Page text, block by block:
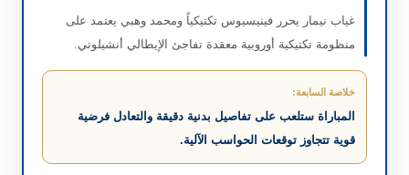
غياب نيمار يحرر فينيسيوس تكتيكياً ومحمد وهبي يعتمد على
منظومة تكتيكية أوروبية معقدة تفاجئ الإيطالي أنشيلوتي.
خلاصة السابعة:
المباراة ستلعب على تفاصيل بدنية دقيقة والتعادل فرضية
قوية تتجاوز توقعات الحواسب الآلية.